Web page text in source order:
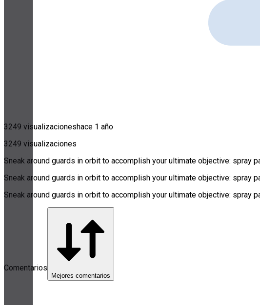
3249 visualizacioneshace 1 año
3249 visualizaciones
Sneak around guards in orbit to accomplish your ultimate objective: spray
Sneak around guards in orbit to accomplish your ultimate objective: spray
Sneak around guards in orbit to accomplish your ultimate objective: spray
Comentarios
Mejores comentarios